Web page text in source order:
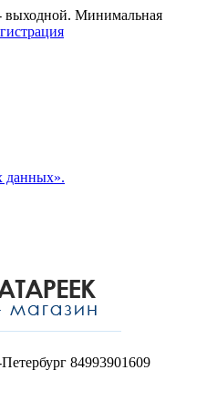
Минимальная
данных».
84993901609